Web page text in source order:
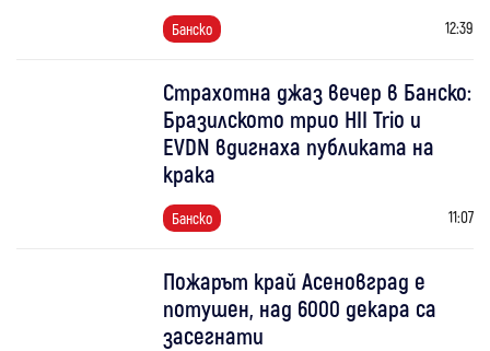
Банско 12:39
Страхотна джаз вечер в Банско:
Бразилското трио HII Trio и
EVDN вдигнаха публиката на
крака
Банско 11:07
Пожарът край Асеновград е
потушен, над 6000 декара са
засегнати